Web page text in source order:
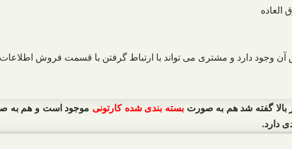
آن وجود دارد و مشتری می تواند با ارتباط گرفتن با قسمت فروش
بالا گفته شد هم به صورتبسته بندی شده کارتونی موجود است و هم به
دارد.